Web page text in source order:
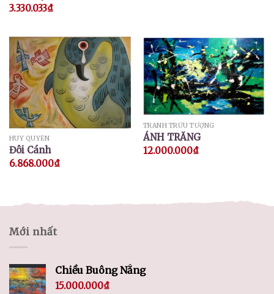
3.330.033₫
HUY QUYỂN
Đôi Cánh
6.868.000₫
TRANH TRỪU TƯỢNG
ÁNH TRĂNG
12.000.000₫
Mới nhất
Chiều Buông Nắng
15.000.000₫